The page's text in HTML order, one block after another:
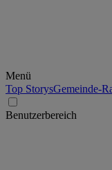
Menü
Top StorysGemeinde-
Benutzerbereich